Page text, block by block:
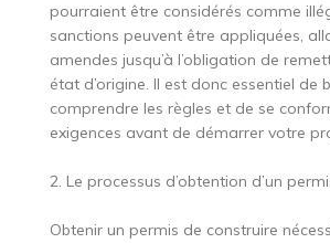
pourraient être considérés comme
sanctions peuvent être appliquées,
amendes jusqu’à l’obligation de
état d’origine. Il est donc essentiel de
comprendre les règles et de se
exigences avant de démarrer votre
2. Le processus d’obtention d’un
Obtenir un permis de construire